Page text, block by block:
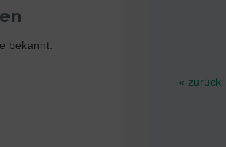
bekannt.
« zurück